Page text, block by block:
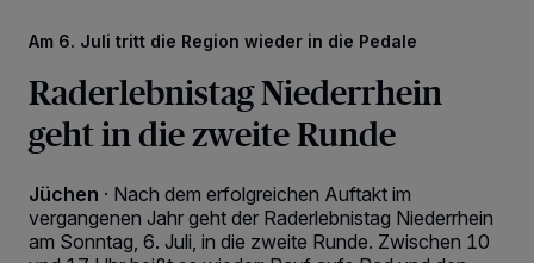
Am 6. Juli tritt die Region wieder in die Pedale
Raderlebnistag Niederrhein
geht in die zweite Runde
Jüchen · Nach dem erfolgreichen Auftakt im
vergangenen Jahr geht der Raderlebnistag Niederrhein
am Sonntag, 6. Juli, in die zweite Runde. Zwischen 10